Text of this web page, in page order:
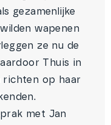
gezamenlijke
wapenen
ze nu de
Thuis in
richten op haar
met Jan